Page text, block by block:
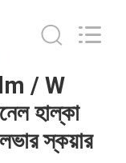
/ W
হাল্কা
স্কয়ার